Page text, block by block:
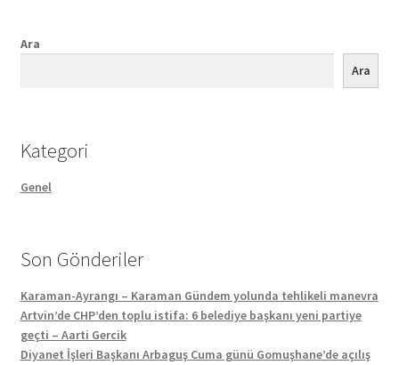
Ara
Ara
Kategori
Genel
Son Gönderiler
Karaman-Ayrangı – Karaman Gündem yolunda tehlikeli manevra
Artvin’de CHP’den toplu istifa: 6 belediye başkanı yeni partiye
geçti – Aarti Gercik
Diyanet İşleri Başkanı Arbaguş Cuma günü Gomuşhane’de açılış